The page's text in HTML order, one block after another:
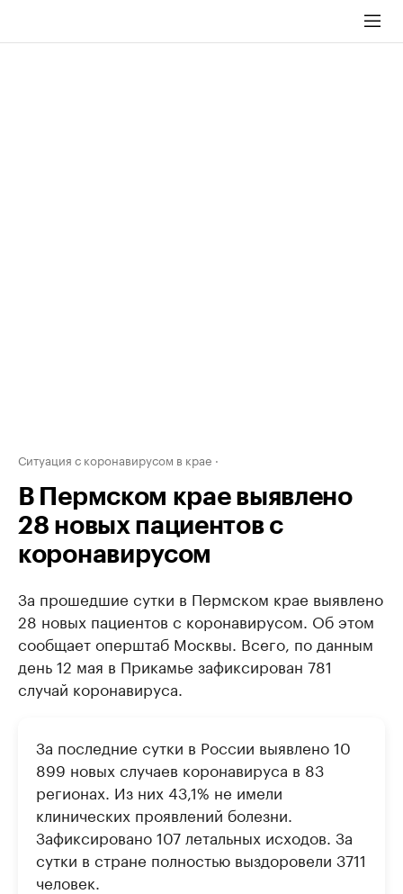
Ситуация с коронавирусом в крае
В Пермском крае выявлено
28 новых пациентов с
коронавирусом
За прошедшие сутки в Пермском крае выявлено
28 новых пациентов с коронавирусом. Об этом
сообщает оперштаб Москвы. Всего, по данным
день 12 мая в Прикамье зафиксирован 781
случай коронавируса.
За последние сутки в России выявлено 10
899 новых случаев коронавируса в 83
регионах. Из них 43,1% не имели
клинических проявлений болезни.
Зафиксировано 107 летальных исходов. За
сутки в стране полностью выздоровели 3711
человек.